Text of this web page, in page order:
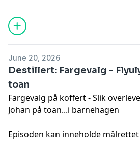
for
om deling av data.
June 20, 2026
Destillert: Fargevalg -
toan
Fargevalg på koffert - Slik
Johan på toan...i barnehagen
Episoden kan inneholde